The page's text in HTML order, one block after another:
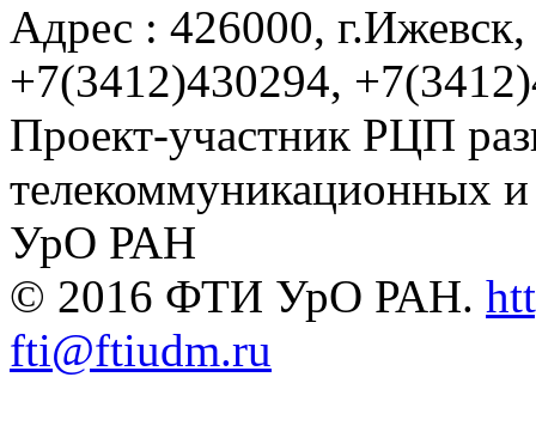
Адрес : 426000,
+7(3412)430294,
Проект-участник РЦП
телекоммуникационных
УрО РАН
© 2016 ФТИ УрО РАН.
fti@ftiudm.ru